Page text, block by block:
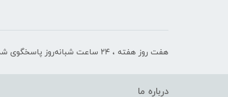
هفت روز هفته ، ۲۴ ساعت شبانه‌روز پاسخگوی شما هستیم
درباره ما